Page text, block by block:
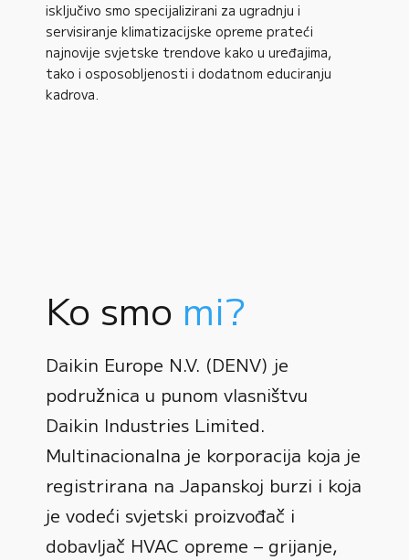
isključivo smo specijalizirani za ugradnju i
servisiranje klimatizacijske opreme prateći
najnovije svjetske trendove kako u uređajima,
tako i osposobljenosti i dodatnom educiranju
kadrova.
Ko smo mi?
Daikin Europe N.V. (DENV) je
podružnica u punom vlasništvu
Daikin Industries Limited.
Multinacionalna je korporacija koja je
registrirana na Japanskoj burzi i koja
je vodeći svjetski proizvođač i
dobavljač HVAC opreme – grijanje,
0